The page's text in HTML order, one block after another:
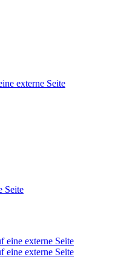
externe Seite
Seite
eine externe Seite
eine externe Seite